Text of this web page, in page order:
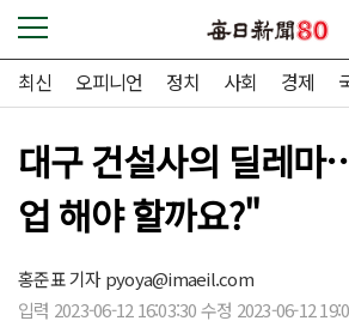
최신 오피니언 정치 사회 경제
대구 건설사의 딜레
업 해야 할까요?"
홍준표 기자pyoya@imaeil.com
입력 2023-06-12 16:03:30 수정 2023-06-12